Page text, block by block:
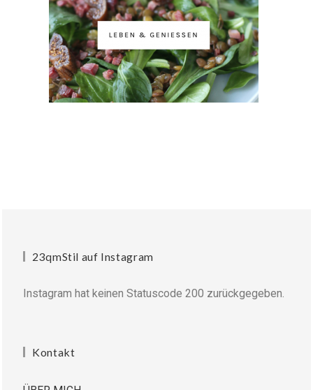
23qmStil auf Instagram
Instagram hat keinen Statuscode 200 zurückgegeben.
Kontakt